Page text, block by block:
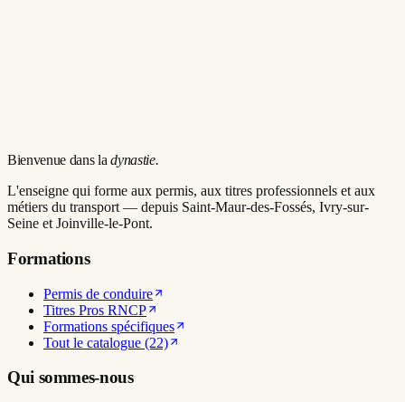
Bienvenue dans la dynastie.
L'enseigne qui forme aux permis, aux titres professionnels et aux
métiers du transport — depuis Saint-Maur-des-Fossés, Ivry-sur-
Seine et Joinville-le-Pont.
Formations
Permis de conduire
Titres Pros RNCP
Formations spécifiques
Tout le catalogue (22)
Qui sommes-nous